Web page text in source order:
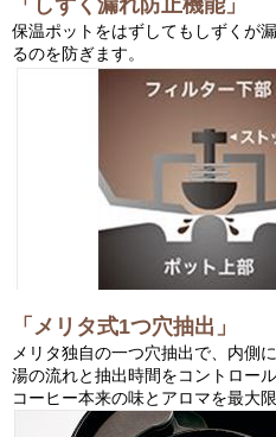
「しずく漏れ防止機能」
保温ポットをはずしてもしずくが
るのを防ぎます。
「メリタ式1つ穴抽出」
メリタ独自の一つ穴抽出で、内側
湯の流れと抽出時間をコントロール
コーヒー本来の味とアロマを最大